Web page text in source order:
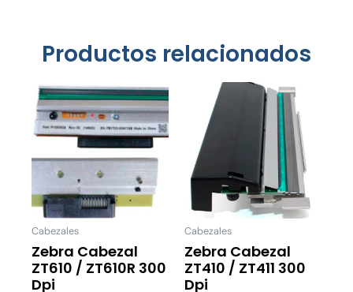
Productos relacionados
Cabezales
Zebra Cabezal
ZT610 / ZT610R 300
Dpi
Cabezales
Zebra Cabezal
ZT410 / ZT411 300
Dpi